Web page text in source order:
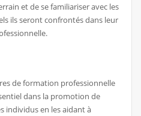
et de se familiariser avec les
ils seront confrontés dans leur
de formation professionnelle
dans la promotion de
individus en les aidant à